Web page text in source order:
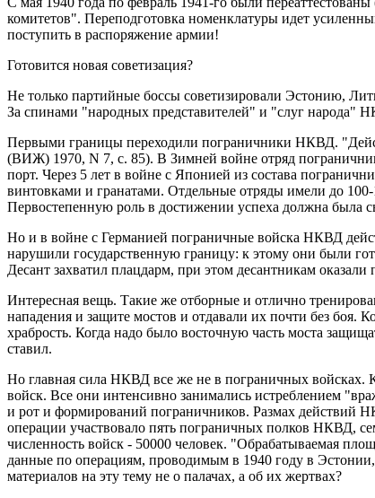
комитетов". Переподготовка номенклатуры идет
поступить в распоряжение армии!
Готовится новая советизация?
Не только партийные боссы советизировали Эстонию,
За спинами "народных представителей" и "слуг народа"
Первыми границы переходили пограничники НКВД.
(ВИЖ) 1970, N 7, с. 85). В Зимней войне отряд
порт. Через 5 лет в войне с Японией из состава
винтовками и гранатами. Отдельные отряды имели до
Первостепенную роль в достижении успеха должна была
Но и в войне с Германией пограничные войска НКВД
нарушили государственную границу: к этому они были
Десант захватил плацдарм, при этом десантникам
Интересная вещь. Такие же отборные и отлично
нападения и защите мостов и отдавали их почти без боя.
храбрость. Когда надо было восточную часть моста
ставил.
Но главная сила НКВД все же не в пограничных
войск. Все они интенсивно занимались истреблением
и рот и формирований пограничников. Размах действий
операции участвовало пять пограничных полков НКВД,
численность войск - 50000 человек. "Обрабатываемая
данные по операциям, проводимым в 1940 году в
материалов на эту тему не о палачах, а об их жертвах?